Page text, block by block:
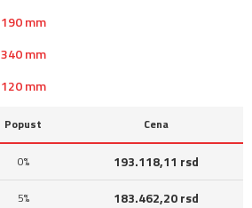
190 mm
340 mm
120 mm
Popust Cena
0%
193.118,11 rsd
5%
183.462,20 rsd